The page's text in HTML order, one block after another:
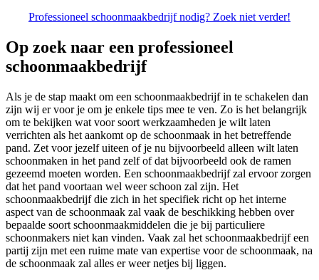
Professioneel schoonmaakbedrijf nodig? Zoek niet verder!
Op zoek naar een professioneel
schoonmaakbedrijf
Als je de stap maakt om een schoonmaakbedrijf in te schakelen dan
zijn wij er voor je om je enkele tips mee te ven. Zo is het belangrijk
om te bekijken wat voor soort werkzaamheden je wilt laten
verrichten als het aankomt op de schoonmaak in het betreffende
pand. Zet voor jezelf uiteen of je nu bijvoorbeeld alleen wilt laten
schoonmaken in het pand zelf of dat bijvoorbeeld ook de ramen
gezeemd moeten worden. Een schoonmaakbedrijf zal ervoor zorgen
dat het pand voortaan wel weer schoon zal zijn. Het
schoonmaakbedrijf die zich in het specifiek richt op het interne
aspect van de schoonmaak zal vaak de beschikking hebben over
bepaalde soort schoonmaakmiddelen die je bij particuliere
schoonmakers niet kan vinden. Vaak zal het schoonmaakbedrijf een
partij zijn met een ruime mate van expertise voor de schoonmaak, na
de schoonmaak zal alles er weer netjes bij liggen.